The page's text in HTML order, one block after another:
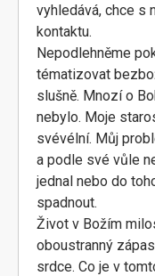
vyhledává, chce s
kontaktu.
Nepodlehněme
tématizovat
slušně. Mnozí o
nebylo. Moje
svévélní. Můj
a podle své vůle
jednal nebo do
spadnout.
Život v Božím
oboustranný
srdce. Co je v